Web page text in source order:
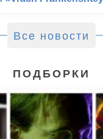
Все новости
ПОДБОРКИ